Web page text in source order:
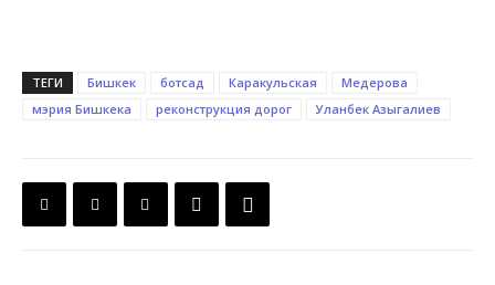
ТЕГИ Бишкек ботсад Каракульская
Медерова
мэрия Бишкека
реконструкция дорог Уланбек Азыгалиев